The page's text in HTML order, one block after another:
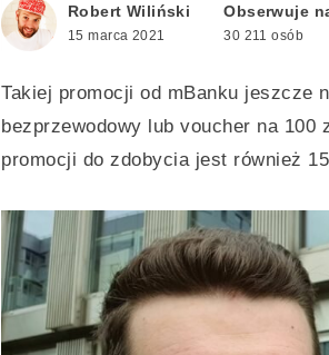
Robert Wiliński
15 marca 2021
Obserwuje
30 211 osób
Takiej promocji od mBanku jeszcze
bezprzewodowy lub voucher na 100
promocji do zdobycia jest również